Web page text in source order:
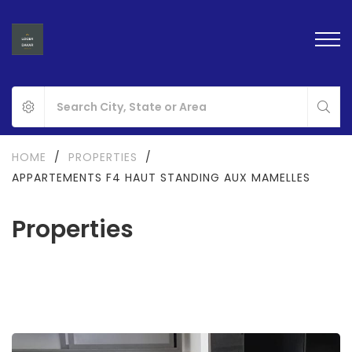
Properties
HOME / PROPERTIES
/
APPARTEMENTS F4 HAUT STANDING AUX MAMELLES